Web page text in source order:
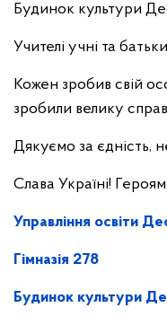
Будинок культури
Учителі учні та батьки
Кожен зробив свій
зробили велику
Дякуємо за єдність,
Слава Україні!
Управління освіти
Гімназія 278
Будинок культури